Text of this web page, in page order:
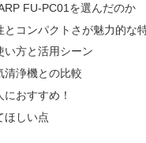
FU-PC01を選んだのか
とコンパクトさが魅力的な
い方と活用シーン
清浄機との比較
におすすめ！
ほしい点